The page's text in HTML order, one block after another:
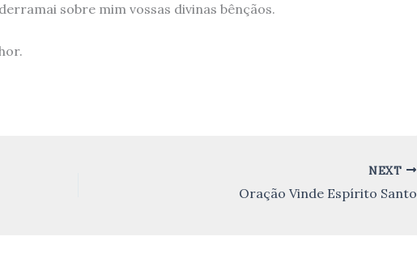
sobre mim vossas divinas bênçãos.
NEXT
Oração Vinde Espírito Santo